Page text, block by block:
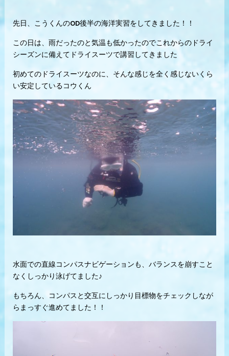
先日、こうくんのOD後半の海洋実習をしてきました！！
この日は、雨だったのと気温も低かったのでこれからのドライ
シーズンに備えてドライスーツで講習してきました
初めてのドライスーツなのに、そんな感じを全く感じないくら
い安定しているコウくん
水面での直線コンパスナビゲーションも、バランスを崩すこと
なくしっかり泳げてました♪
もちろん、コンパスと交互にしっかり目標物をチェックしなが
らまっすぐ進めてました！！